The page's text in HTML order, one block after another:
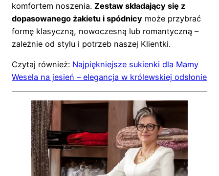
komfortem noszenia. Zestaw składający się z
dopasowanego żakietu i spódnicy może przybrać
formę klasyczną, nowoczesną lub romantyczną –
zależnie od stylu i potrzeb naszej Klientki.
Czytaj również: Najpiękniejsze sukienki dla Mamy
Wesela na jesień – elegancja w królewskiej odsłonie